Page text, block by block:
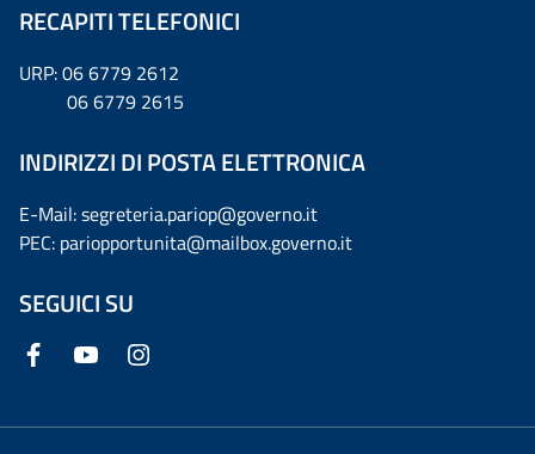
RECAPITI TELEFONICI
URP: 06 6779 2612
06 6779 2615
INDIRIZZI DI POSTA ELETTRONICA
E-Mail: segreteria.pariop@governo.it
PEC: pariopportunita@mailbox.governo.it
SEGUICI SU